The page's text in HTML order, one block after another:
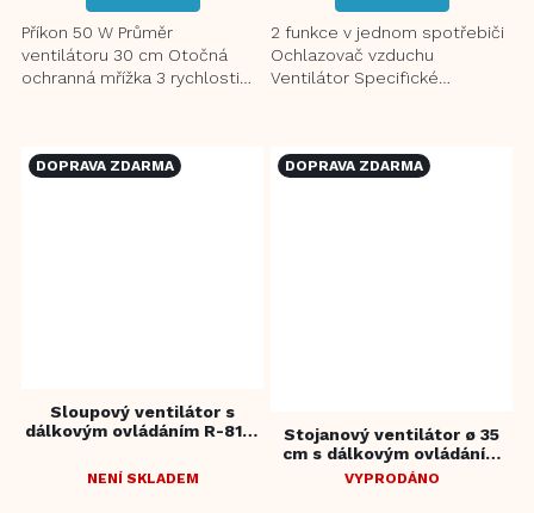
Příkon 50 W Průměr
ventilátoru 30 cm Otočná
ochranná mřížka 3 rychlosti
2 funkce v jednom spotřebiči
Ochlazovač vzduchu
Ventilátor Specifické
DOPRAVA ZDARMA
Sloupový ventilátor s
dálkovým ovládáním R-8112
NENÍ SKLADEM
DOPRAVA ZDARMA
Stojanový ventilátor ø 35
cm s dálkovým ovládáním
R-8650 Natural Breezer
PRŮMĚRNÉ
VYPRODÁNO